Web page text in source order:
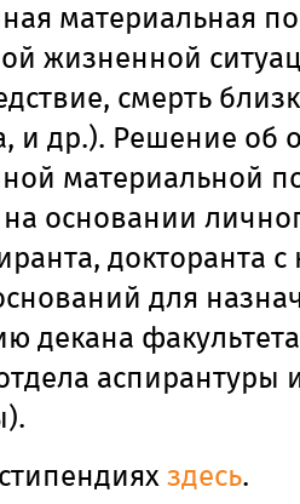
материальная
жизненной
смерть
и др.). Решение об
материальной
основании
докторанта
для
декана факультета
аспирантуры
здесь.